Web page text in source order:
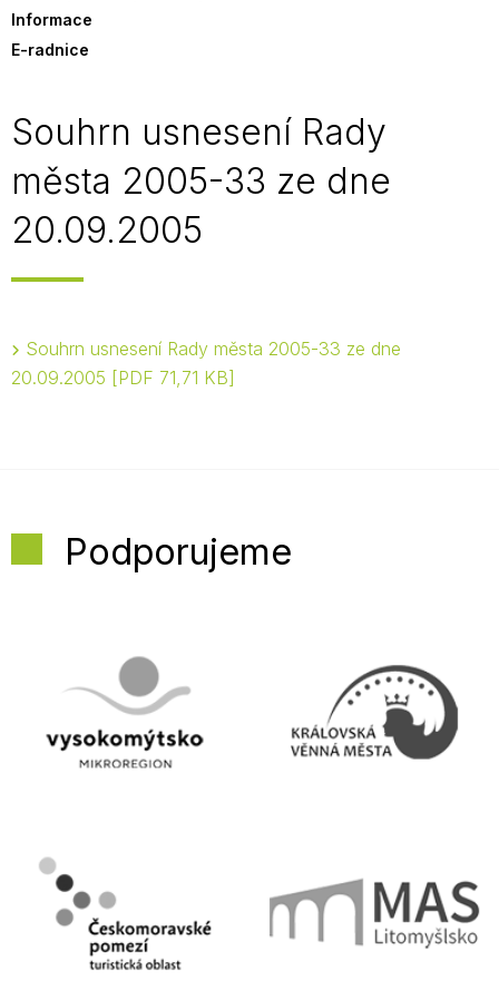
Informace
E-radnice
Souhrn usnesení Rady
města 2005-33 ze dne
20.09.2005
Souhrn usnesení Rady města 2005-33 ze dne
20.09.2005
PDF 71,71 KB
Podporujeme